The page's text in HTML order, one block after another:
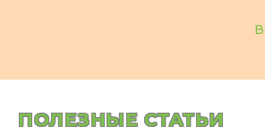
ПОЛЕЗНЫЕ СТАТЬИ